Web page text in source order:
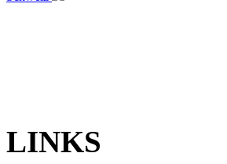
LINKS